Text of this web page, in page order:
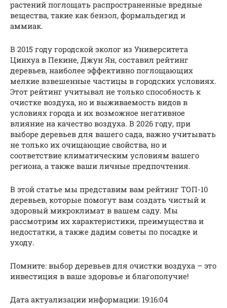
растений поглощать распространенные вредные
вещества, такие как бензол, формальдегид и
аммиак.
В 2015 году городской эколог из Университета
Цинхуа в Пекине, Джун Ян, составил рейтинг
деревьев, наиболее эффективно поглощающих
мелкие взвешенные частицы в городских условиях.
Этот рейтинг учитывал не только способность к
очистке воздуха, но и выживаемость видов в
условиях города и их возможное негативное
влияние на качество воздуха. В 2026 году, при
выборе деревьев для вашего сада, важно учитывать
не только их очищающие свойства, но и
соответствие климатическим условиям вашего
региона, а также ваши личные предпочтения.
В этой статье мы представим вам рейтинг ТОП-10
деревьев, которые помогут вам создать чистый и
здоровый микроклимат в вашем саду. Мы
рассмотрим их характеристики, преимущества и
недостатки, а также дадим советы по посадке и
уходу.
Помните: выбор деревьев для очистки воздуха – это
инвестиция в ваше здоровье и благополучие!
Дата актуализации информации: 19:16:04